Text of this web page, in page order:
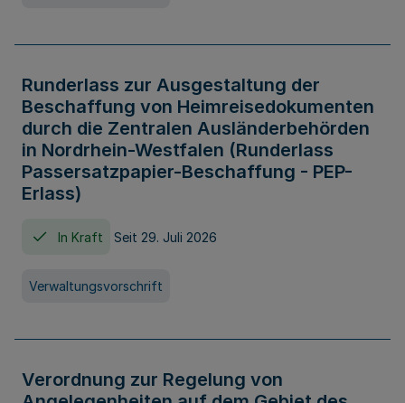
Runderlass zur Ausgestaltung der
Beschaffung von Heimreisedokumenten
durch die Zentralen Ausländerbehörden
in Nordrhein-Westfalen (Runderlass
Passersatzpapier-Beschaffung - PEP-
Erlass)
In Kraft Seit 29. Juli 2026
Verwaltungsvorschrift
Verordnung zur Regelung von